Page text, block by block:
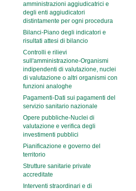
amministrazioni aggiudicatrici e
degli enti aggiudicatori
distintamente per ogni procedura
Bilanci-Piano degli indicatori e
risultati attesi di bilancio
Controlli e rilievi
sull'amministrazione-Organismi
indipendenti di valutazione, nuclei
di valutazione o altri organismi con
funzioni analoghe
Pagamenti-Dati sui pagamenti del
servizio sanitario nazionale
Opere pubbliche-Nuclei di
valutazione e verifica degli
investimenti pubblici
Pianificazione e governo del
territorio
Strutture sanitarie private
accreditate
Interventi straordinari e di